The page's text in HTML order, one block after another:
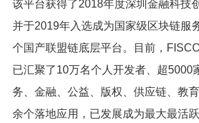
该平台获得了2018年度深圳金融科技
并于2019年入选成为国家级区块链服
个国产联盟链底层平台。目前，
已汇聚了10万名个人开发者、超5000
务、金融、公益、版权、供应链、教
余个落地应用，已发展成为最大最活